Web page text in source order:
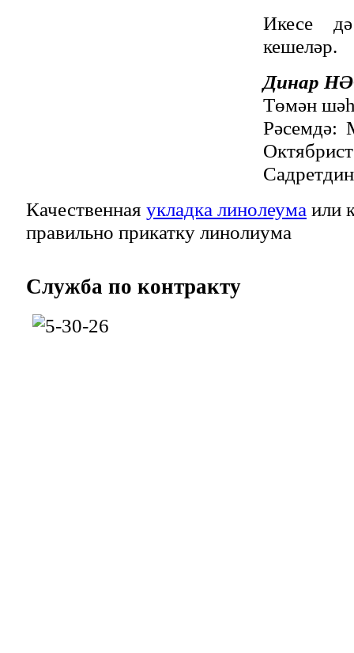
Икесе
кешеләр.
Динар
Төмән
Рәсемдә:
Качественная укладка линолеума или
правильно прикатку линолиума
Служба по контракту